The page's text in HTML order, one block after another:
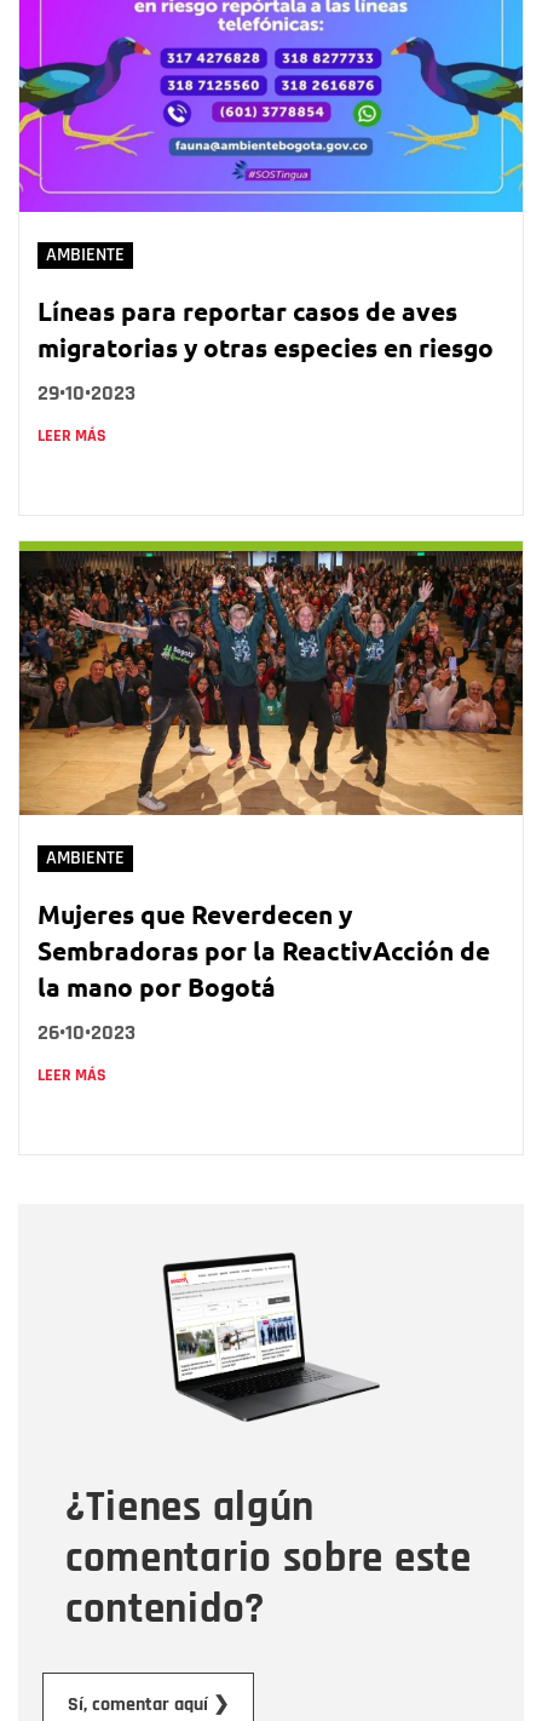
AMBIENTE
Líneas para reportar casos de aves
migratorias y otras especies en riesgo
29•10•2023
LEER MÁS
AMBIENTE
Mujeres que Reverdecen y
Sembradoras por la ReactivAcción de
la mano por Bogotá
26•10•2023
LEER MÁS
¿Tienes algún
comentario sobre este
contenido?
Sí, comentar aquí ❯
Correo electrónico
Tipo de comentario
Mensaje